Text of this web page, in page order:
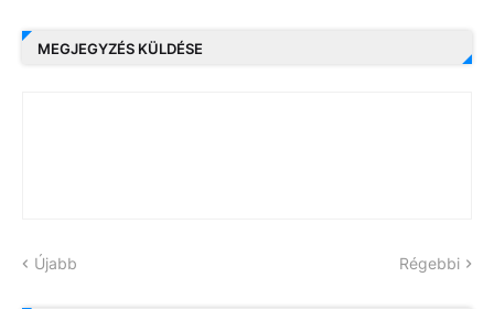
MEGJEGYZÉS KÜLDÉSE
Újabb Régebbi